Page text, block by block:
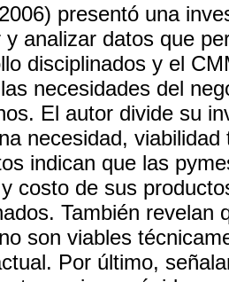
presentó una
y analizar datos que
disciplinados y el
necesidades del
El autor divide su
necesidad,
indican que las
costo de sus
También revelan
son viables
Por último,